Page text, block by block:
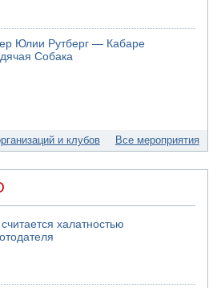
по Саудовскому танкеру
ворваться в офис
над портом
для Ирана
Юлии Рутберг — Кабаре
Собака
и клубов Все мероприятия
халатностью